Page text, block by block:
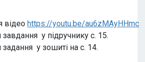
відео https://youtu.be/au6zMAyHHmc
завдання у підручнику с. 15.
задання у зошиті на с. 14.